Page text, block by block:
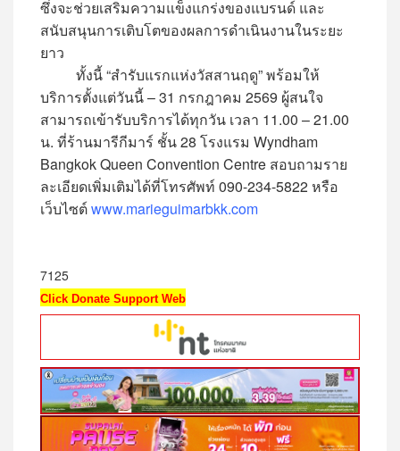
ซึ่งจะช่วยเสริมความแข็งแกร่งของแบรนด์ และ
สนับสนุนการเติบโตของผลการดำเนินงานในระยะ
ยาว
ทั้งนี้ “สำรับแรกแห่งวัสสานฤดู” พร้อมให้
บริการตั้งแต่วันนี้ – 31 กรกฎาคม 2569 ผู้สนใจ
สามารถเข้ารับบริการได้ทุกวัน เวลา 11.00 – 21.00
น. ที่ร้านมารีกีมาร์ ชั้น 28 โรงแรม Wyndham
Bangkok Queen Convention Centre สอบถามราย
ละเอียดเพิ่มเติมได้ที่โทรศัพท์ 090-234-5822 หรือ
เว็บไซต์www.marieguimarbkk.com
7125
Click Donate Support Web